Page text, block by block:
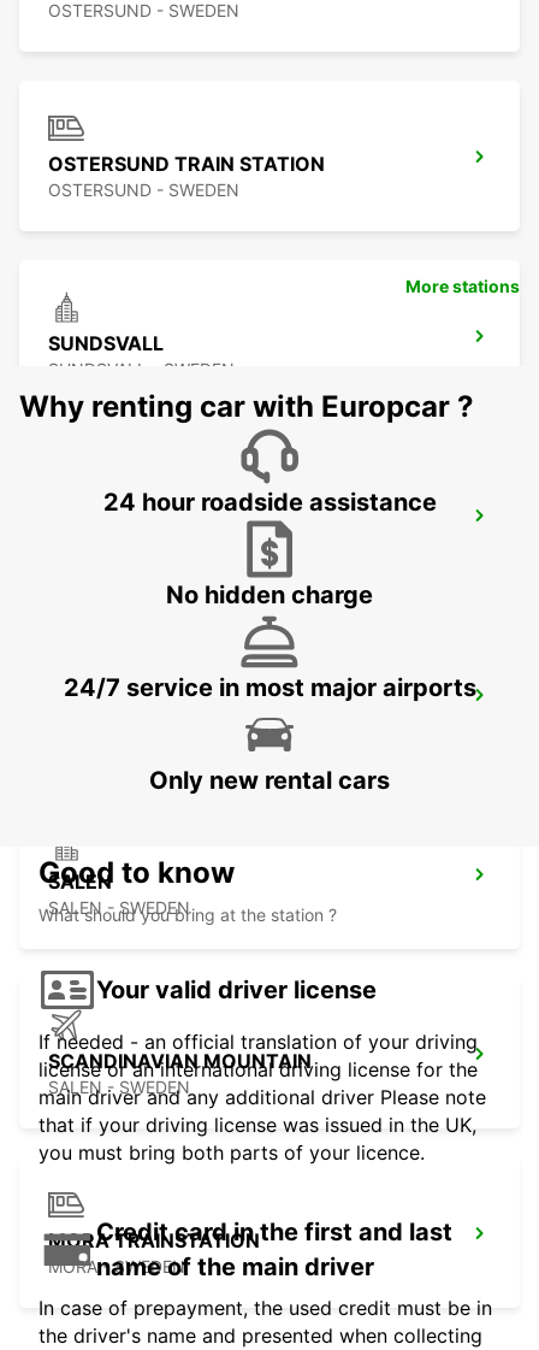
OSTERSUND - SWEDEN
OSTERSUND TRAIN STATION
OSTERSUND - SWEDEN
SUNDSVALL
SUNDSVALL - SWEDEN
SUNDSVALL MIDLANDA AIRPORT
SUNDSVALL TRAIN STATION
SALEN
SALEN - SWEDEN
SCANDINAVIAN MOUNTAIN
SALEN - SWEDEN
MORA TRAINSTATION
MORA - SWEDEN
More stations
Why renting car with Europcar ?
24 hour roadside assistance
No hidden charge
24/7 service in most major airports
Only new rental cars
Good to know
What should you bring at the station ?
Your valid driver license
If needed - an official translation of your driving
license or an international driving license for the
main driver and any additional driver Please note
that if your driving license was issued in the UK,
you must bring both parts of your licence.
Credit card in the first and last
name of the main driver
In case of prepayment, the used credit must be in
the driver's name and presented when collecting